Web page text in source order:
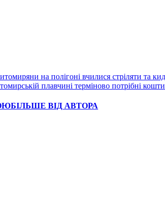
на полігоні вчилися стріляти та
плавчині терміново потрібні
БІЛЬШЕ ВІД АВТОРА